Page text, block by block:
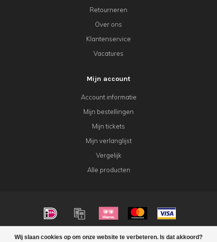
Wij slaan cookies op om onze website te verbeteren. Is dat akkoord?
Retourneren
Over ons
Klantenservice
Vacatures
Mijn account
Account informatie
Mijn bestellingen
Mijn tickets
Mijn verlanglijst
Vergelijk
Alle producten
© Copyright 2026 KeK Horeca